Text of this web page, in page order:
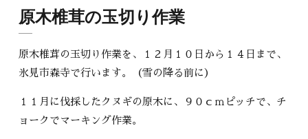
原木椎茸の玉切り作業
原木椎茸の玉切り作業を、１２月１０日から１４日まで、
氷見市森寺で行います。（雪の降る前に）
１１月に伐採したクヌギの原木に、９０ｃｍピッチで、チ
ョークでマーキング作業。